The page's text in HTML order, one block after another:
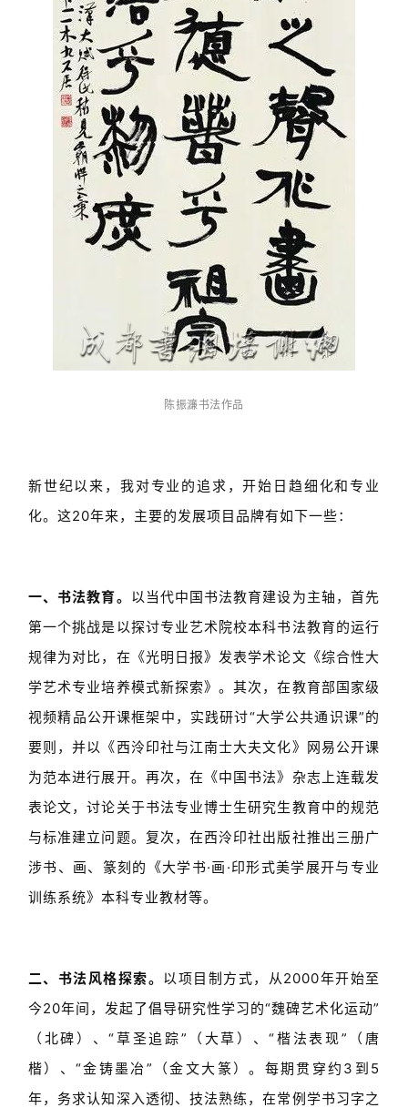
用
錯
字
一
百
例
陈振濂书法作品
新世纪以来，我对专业的追求，开始日趋细化和专业
化。这20年来，主要的发展项目品牌有如下一些：
一、书法教育。 以当代中国书法教育建设为主轴，首先
第一个挑战是以探讨专业艺术院校本科书法教育的运行
规律为对比，在《光明日报》发表学术论文《综合性大
学艺术专业培养模式新探索》。其次，在教育部国家级
视频精品公开课框架中，实践研讨“大学公共通识课”的
要则，并以《西泠印社与江南士大夫文化》网易公开课
为范本进行展开。再次，在《中国书法》杂志上连载发
表论文，讨论关于书法专业博士生研究生教育中的规范
与标准建立问题。复次，在西泠印社出版社推出三册广
涉书、画、篆刻的《大学书·画·印形式美学展开与专业
训练系统》本科专业教材等。
二、书法风格探索。 以项目制方式，从2000年开始至
今20年间，发起了倡导研究性学习的“魏碑艺术化运动”
（北碑）、“草圣追踪”（大草）、“楷法表现”（唐
楷）、“金铸墨冶”（金文大篆）。每期贯穿约3到5
年，务求认知深入透彻、技法熟练，在常例学书习字之